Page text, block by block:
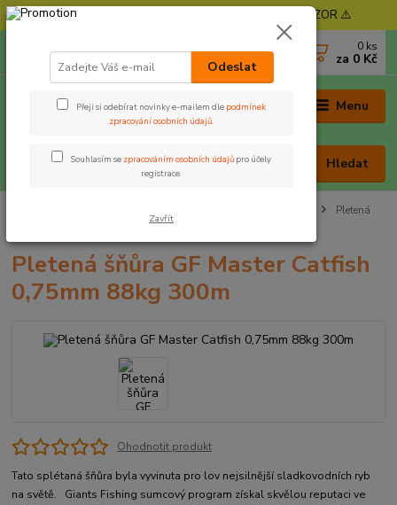
⚠️ POZOR - Objednávky expedujeme od 11. 8. - POZOR ⚠️
Menu
Hledat
0 ks
za 0 Kč
Pletená
šňůra GF Master Catfish 0,75mm 88kg 300m
Pletená šňůra GF Master Catfish
0,75mm 88kg 300m
Ohodnotit produkt
Tato splétaná šňůra byla vyvinuta pro lov nejsilnější sladkovodních ryb
na světě. Giants Fishing sumcový program získal skvělou reputaci ve
Odeslat
Přeji si odebírat novinky e-mailem dle podmínek
zpracování osobních údajů.
Souhlasím se zpracováním osobních údajů pro účely
registrace.
Zavřít